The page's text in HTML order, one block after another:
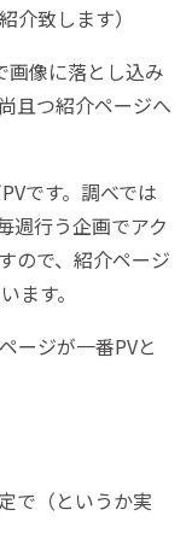
介致します）
像に落とし込み
且つ紹介ページへ
です。調べでは
週行う企画でアク
ので、紹介ページ
ます。
ージが一番PVと
で（というか実